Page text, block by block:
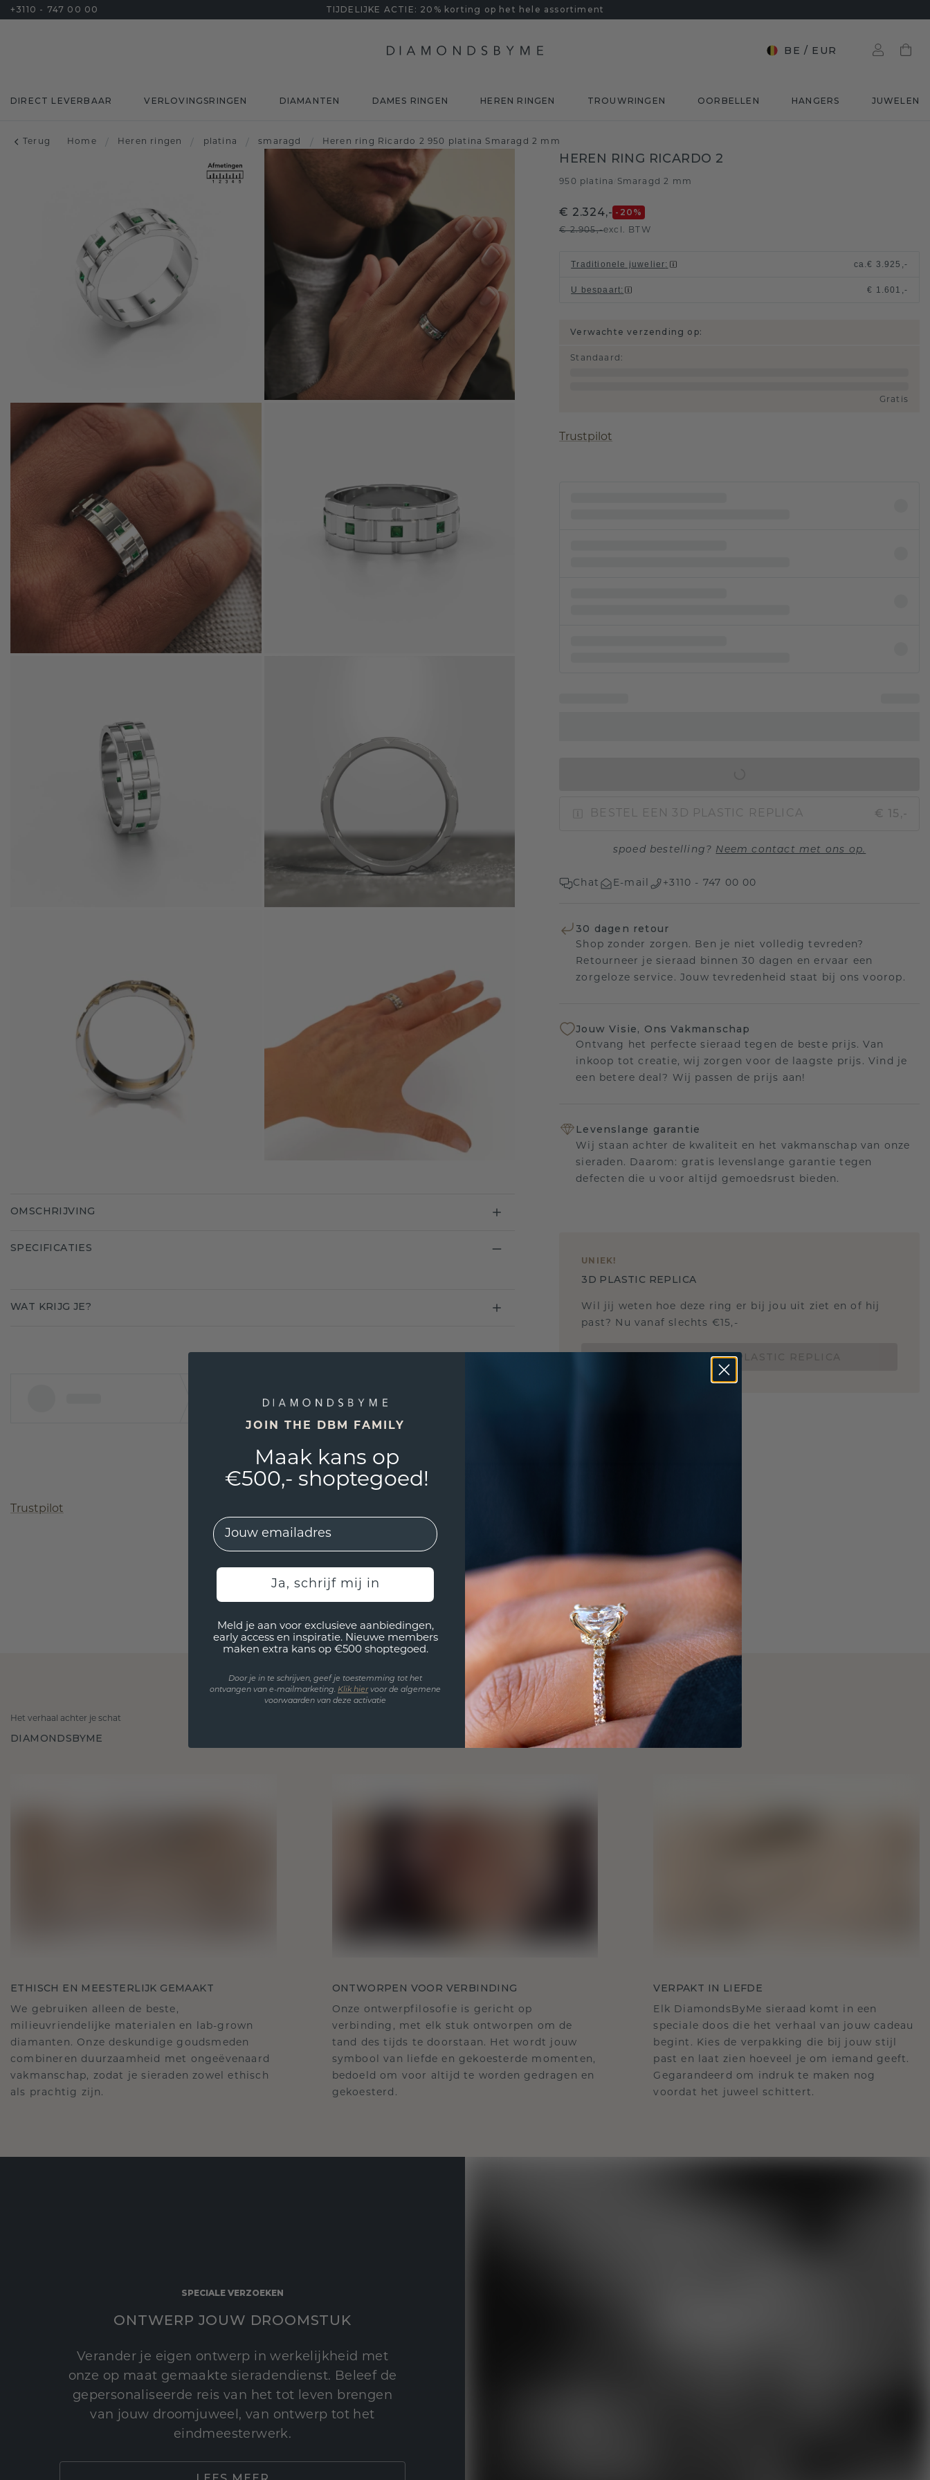
+3110 - 747 00 00 TIJDELIJKE ACTIE: 20% korting op het hele assortiment
BE / EUR
DIRECT LEVERBAAR VERLOVINGSRINGEN DIAMANTEN DAMES RINGEN HEREN RINGEN TROUWRINGEN OORBELLEN HANGERS JUWELEN
Terug Home / Heren ringen / platina / smaragd / Heren ring Ricardo 2 950 platina Smaragd 2 mm
HEREN RING RICARDO 2
950 platina Smaragd 2 mm
€ 2.324,- -20 %
€ 2.905,-excl. BTW
Traditionele juwelier: ca.€ 3.925,-
U bespaart: € 1.601,-
Verwachte verzending op:
Standaard :
Gratis
Trustpilot
BESTEL EEN 3D PLASTIC REPLICA € 15,-
spoed bestelling? Neem contact met ons op.
Chat E-mail +3110 - 747 00 00
30 dagen retour
Shop zonder zorgen. Ben je niet volledig tevreden?
Retourneer je sieraad binnen 30 dagen en ervaar een
zorgeloze service. Jouw tevredenheid staat bij ons voorop.
Jouw Visie, Ons Vakmanschap
Ontvang het perfecte sieraad tegen de beste prijs. Van
inkoop tot creatie, wij zorgen voor de laagste prijs. Vind je
een betere deal? Wij passen de prijs aan!
Levenslange garantie
Wij staan achter de kwaliteit en het vakmanschap van onze
sieraden. Daarom: gratis levenslange garantie tegen
defecten die u voor altijd gemoedsrust bieden.
UNIEK!
3D PLASTIC REPLICA
Wil jij weten hoe deze ring er bij jou uit ziet en of hij
past? Nu vanaf slechts €15,-
BESTEL EEN 3D PLASTIC REPLICA
OMSCHRIJVING
SPECIFICATIES
WAT KRIJG JE?
Trustpilot
Het verhaal achter je schat
DIAMONDSBYME
ETHISCH EN MEESTERLIJK GEMAAKT
We gebruiken alleen de beste,
milieuvriendelijke materialen en lab-grown
diamanten. Onze deskundige goudsmeden
combineren duurzaamheid met ongeëvenaard
vakmanschap, zodat je sieraden zowel ethisch
als prachtig zijn.
ONTWORPEN VOOR VERBINDING
Onze ontwerpfilosofie is gericht op
verbinding, met elk stuk ontworpen om de
tand des tijds te doorstaan. Het wordt jouw
symbool van liefde en gekoesterde momenten,
bedoeld om voor altijd te worden gedragen en
gekoesterd.
VERPAKT IN LIEFDE
Elk DiamondsByMe sieraad komt in een
speciale doos die het verhaal van jouw cadeau
begint. Kies de verpakking die bij jouw stijl
past en laat zien hoeveel je om iemand geeft.
Gegarandeerd om indruk te maken nog
voordat het juweel schittert.
SPECIALE VERZOEKEN
ONTWERP JOUW DROOMSTUK
Verander je eigen ontwerp in werkelijkheid met
onze op maat gemaakte sieradendienst. Beleef de
gepersonaliseerde reis van het tot leven brengen
van jouw droomjuweel, van ontwerp tot het
eindmeesterwerk.
JOIN THE DBM FAMILY
Maak kans op
€500,- shoptegoed!
EMail
Ja, schrijf mij in
Meld je aan voor exclusieve aanbiedingen,
early access en inspiratie. Nieuwe members
maken extra kans op €500 shoptegoed.
Door je in te schrijven, geef je toestemming tot het
ontvangen van e-mailmarketing. Klik hiervoor de algemene
voorwaarden van deze activatie